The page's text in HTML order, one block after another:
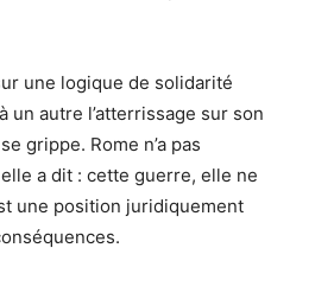
une logique de solidarité
autre l’atterrissage sur son
grippe. Rome n’a pas
a dit : cette guerre, elle ne
une position juridiquement